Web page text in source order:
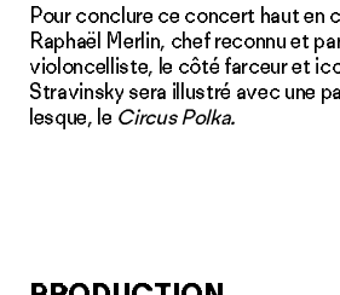
Pour conclure ce concert haut en
Raphaël Merlin, chef reconnu et
violoncelliste, le côté far­ceur et
Stravinsky sera illustré avec une
lesque, le Circus Polka.